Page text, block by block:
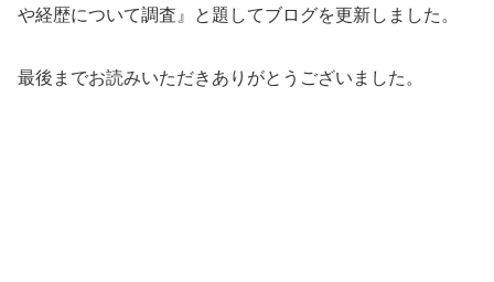
や経歴について調査』と題してブログを更新しました。
最後までお読みいただきありがとうございました。